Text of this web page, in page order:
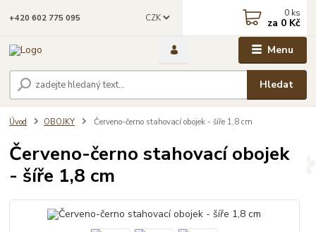
Menu
CZK
Hledat
+420 602 775 095 0 ks
za 0 Kč
Úvod OBOJKY Červeno-černo stahovací obojek - šíře 1,8 cm
Červeno-černo stahovací obojek
- šíře 1,8 cm